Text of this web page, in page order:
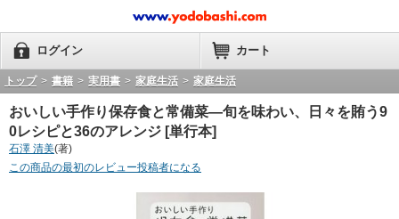
ログイン カート
トップ > 書籍 > 実用書 > 家庭生活 > 家庭生活
おいしい手作り保存食と常備菜―旬を味わい、日々を賄う9
0レシピと36のアレンジ [単行本]
石澤 清美(著)
この商品の最初のレビュー投稿者になる